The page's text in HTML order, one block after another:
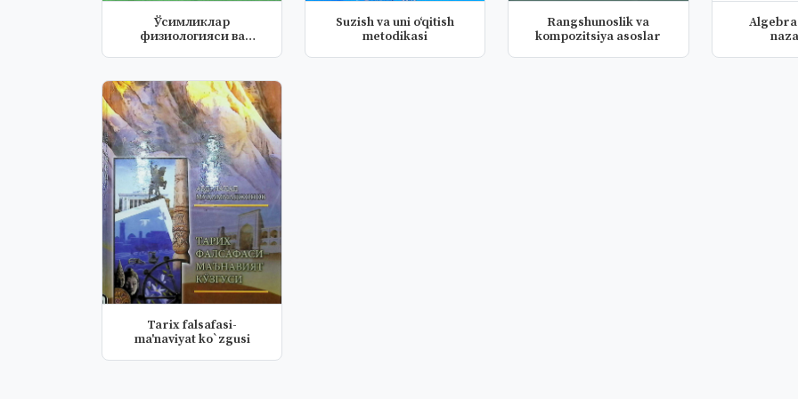
Ўсимликлар
физиологияси ва
Suzish va uni o‘qitish
metodikasi
Rangshunoslik va
kompozitsiya asoslar
Tarix falsafasi-
ma'naviyat ko`zgusi